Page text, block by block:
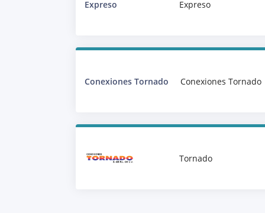
Expreso Expreso
Conexiones Tornado Conexiones Tornado
Tornado